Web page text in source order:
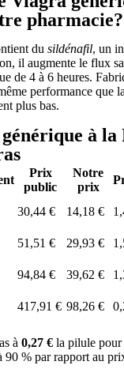
pharmacie?
du sildénafil, un
il augmente le flux
de 4 à 6 heures.
performance que
plus bas.
à la
Prix
public
Notre
prix
30,44 € 14,18 €
51,51 € 29,93 €
94,84 € 39,62 €
417,91 € 98,26 €
à 0,27 € la pilule
90 % par rapport au